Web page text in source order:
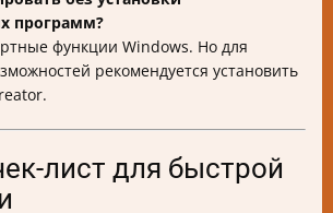
программ?
функции Windows. Но для
рекомендуется установить
лист для быстрой